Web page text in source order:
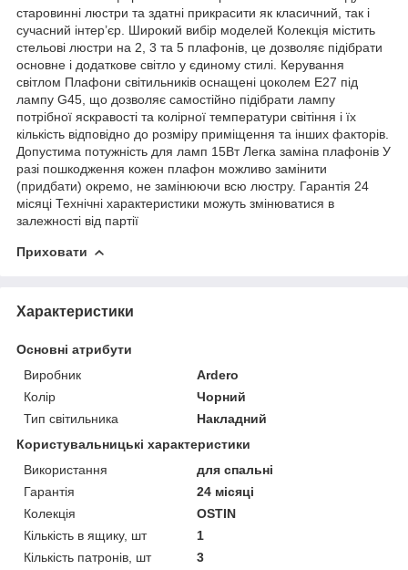
старовинні люстри та здатні прикрасити як класичний, так і
сучасний інтер’єр. Широкий вибір моделей Колекція містить
стельові люстри на 2, 3 та 5 плафонів, це дозволяє підібрати
основне і додаткове світло у єдиному стилі. Керування
світлом Плафони світильників оснащені цоколем Е27 під
лампу G45, що дозволяє самостійно підібрати лампу
потрібної яскравості та колірної температури світіння і їх
кількість відповідно до розміру приміщення та інших факторів.
Допустима потужність для ламп 15Вт Легка заміна плафонів У
разі пошкодження кожен плафон можливо замінити
(придбати) окремо, не замінюючи всю люстру. Гарантія 24
місяці Технічні характеристики можуть змінюватися в
залежності від партії
Приховати
Характеристики
Основні атрибути
Виробник
Ardero
Колір
Чорний
Тип світильника
Накладний
Користувальницькі характеристики
Використання
для спальні
Гарантія
24 місяці
Колекція
OSTIN
Кількість в ящику, шт
1
Кількість патронів, шт
3